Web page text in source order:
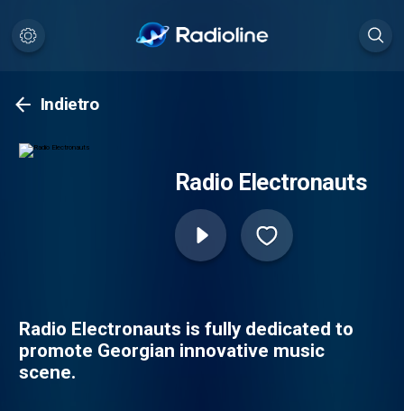
Indietro
Radio Electronauts
Radio Electronauts is fully dedicated to
promote Georgian innovative music
scene.